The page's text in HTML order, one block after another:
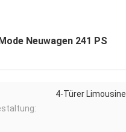
Neuwagen 241 PS
4-Türer Limousine